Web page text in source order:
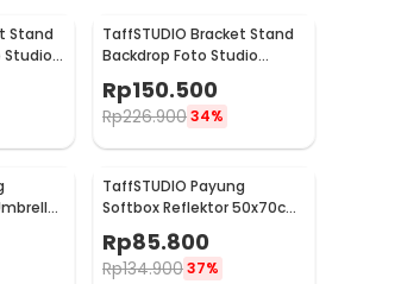
Stand
Studio
TaffSTUDIO Bracket Stand
Backdrop Foto Studio
Rp150.500
Rp226.90034%
Socket
TaffSTUDIO Payung
Softbox Reflektor 50x70cm
Flash Mount - CY50
Rp85.800
Rp134.90037%